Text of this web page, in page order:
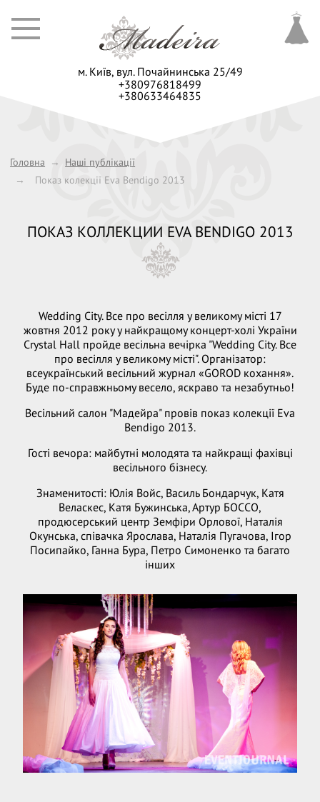
+380976818499
+380633464835
м. Київ, вул. Почайнинська 25/49
Головна →
Наші публікації
→
Показ колекції Eva Bendigo 2013
ПОКАЗ КОЛЛЕКЦИИ EVA BENDIGO 2013
Wedding City. Все про весілля у великому місті 17
жовтня 2012 року у найкращому концерт-холі України
Crystal Hall пройде весільна вечірка "Wedding City. Все
про весілля у великому місті". Організатор:
всеукраїнський весільний журнал «GOROD кохання».
Буде по-справжньому весело, яскраво та незабутньо!
Весільний салон "Мадейра" провів показ колекції Eva
Bendigo 2013.
Гості вечора: майбутні молодята та найкращі фахівці
весільного бізнесу.
Знаменитості: Юлія Войс, Василь Бондарчук, Катя
Веласкес, Катя Бужинська, Артур БОССО,
продюсерський центр Земфіри Орлової, Наталія
Окунська, співачка Ярослава, Наталія Пугачова, Ігор
Посипайко, Ганна Бура, Петро Симоненко та багато
інших